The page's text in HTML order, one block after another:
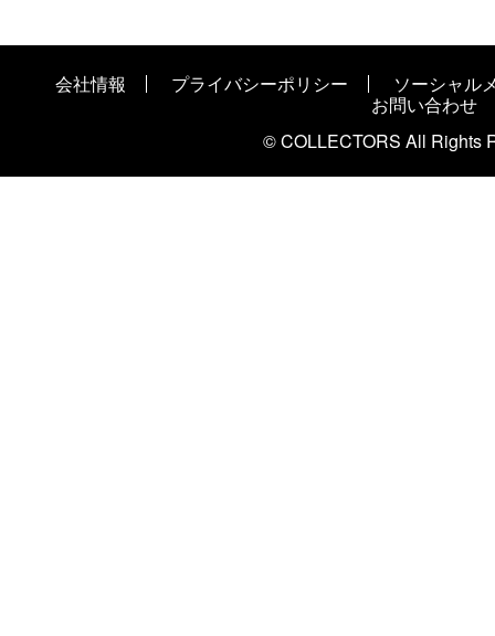
会社情報 プライバシーポリシー
ソーシャル
お問い合わせ
© COLLECTORS All Rights